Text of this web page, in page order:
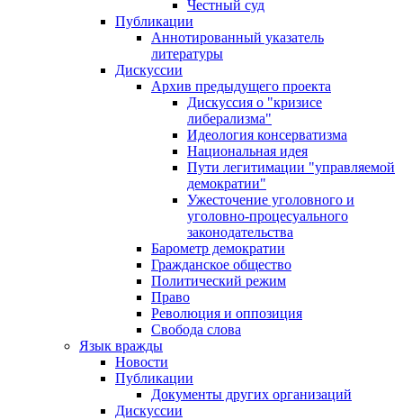
Честный суд
Публикации
Аннотированный указатель
литературы
Дискуссии
Архив предыдущего проекта
Дискуссия о "кризисе
либерализма"
Идеология консерватизма
Национальная идея
Пути легитимации "управляемой
демократии"
Ужесточение уголовного и
уголовно-процесуального
законодательства
Барометр демократии
Гражданское общество
Политический режим
Право
Революция и оппозиция
Свобода слова
Язык вражды
Новости
Публикации
Документы других организаций
Дискуссии